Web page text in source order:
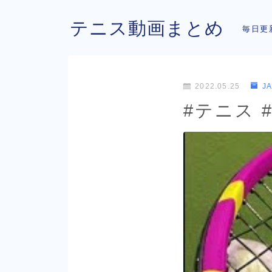
テニス動画まとめ 毎日更
2022.05.25
#テニス